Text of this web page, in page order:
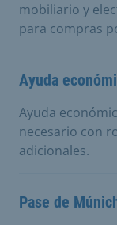
mobiliario y
para compras
Ayuda
Ayuda
necesario con
adicionales.
Pase de